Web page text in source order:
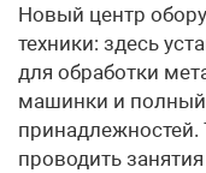
Новый центр
техники: здесь
для обработки
машинки и полный
принадлежностей.
проводить